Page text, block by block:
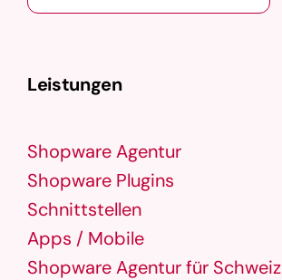
Leistungen
Shopware Agentur
Shopware Plugins
Schnittstellen
Apps / Mobile
Shopware Agentur für Schweiz